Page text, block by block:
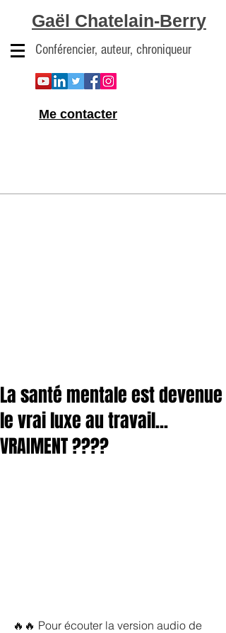
Gaël Chatelain-Berry
Conférencier, auteur, chroniqueur
Me contacter
La santé mentale est devenue
le vrai luxe au travail...
VRAIMENT ????
🔥🔥 Pour écouter la version audio de